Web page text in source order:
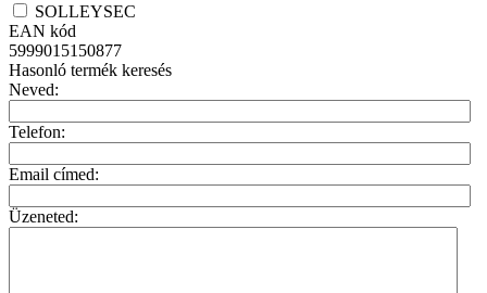
SOLLEYSEC
EAN kód
5999015150877
Hasonló termék keresés
Neved:
Telefon:
Email címed:
Üzeneted: